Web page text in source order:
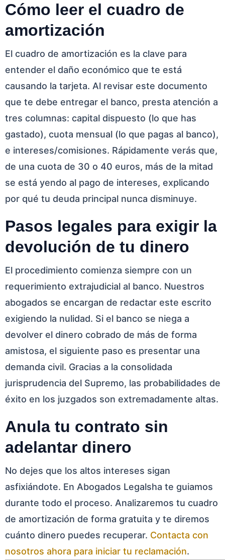
Cómo leer el cuadro de
amortización
El cuadro de amortización es la clave para
entender el daño económico que te está
causando la tarjeta. Al revisar este documento
que te debe entregar el banco, presta atención a
tres columnas: capital dispuesto (lo que has
gastado), cuota mensual (lo que pagas al banco),
e intereses/comisiones. Rápidamente verás que,
de una cuota de 30 o 40 euros, más de la mitad
se está yendo al pago de intereses, explicando
por qué tu deuda principal nunca disminuye.
Pasos legales para exigir la
devolución de tu dinero
El procedimiento comienza siempre con un
requerimiento extrajudicial al banco. Nuestros
abogados se encargan de redactar este escrito
exigiendo la nulidad. Si el banco se niega a
devolver el dinero cobrado de más de forma
amistosa, el siguiente paso es presentar una
demanda civil. Gracias a la consolidada
jurisprudencia del Supremo, las probabilidades de
éxito en los juzgados son extremadamente altas.
Anula tu contrato sin
adelantar dinero
No dejes que los altos intereses sigan
asfixiándote. En Abogados Legalsha te guiamos
durante todo el proceso. Analizaremos tu cuadro
de amortización de forma gratuita y te diremos
cuánto dinero puedes recuperar. Contacta con
nosotros ahora para iniciar tu reclamación.